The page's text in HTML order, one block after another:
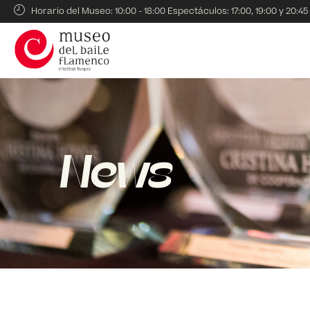
Horario del Museo: 10:00 - 18:00 Espectáculos: 17:00, 19:00 y 20:45
News